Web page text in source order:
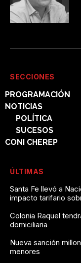
SECCIONES
PROGRAMACIÓN
NOTICIAS
POLÍTICA
SUCESOS
CONI CHEREP
ÚLTIMAS
Santa Fe llevó a
impacto tarifario
Colonia Raquel
domiciliaria
Nueva sanción
menores